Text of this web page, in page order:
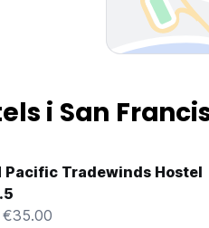
i San
Pacific Tradewinds Hostel
€35.00